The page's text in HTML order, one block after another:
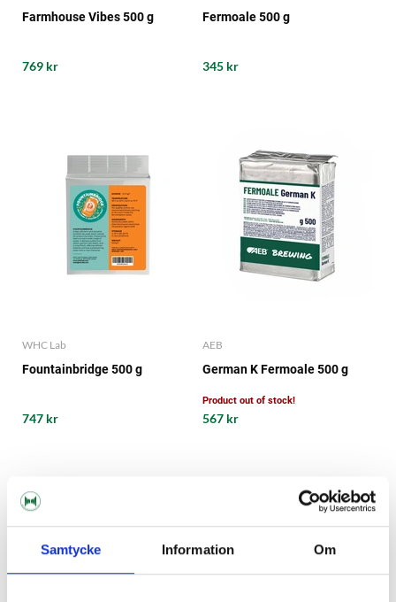
Samtycke Information Om
Farmhouse Vibes 500 g
769 kr
Fermoale 500 g
345 kr
WHC Lab
Fountainbridge 500 g
747 kr
AEB
German K Fermoale 500 g
Product out of stock!
567 kr